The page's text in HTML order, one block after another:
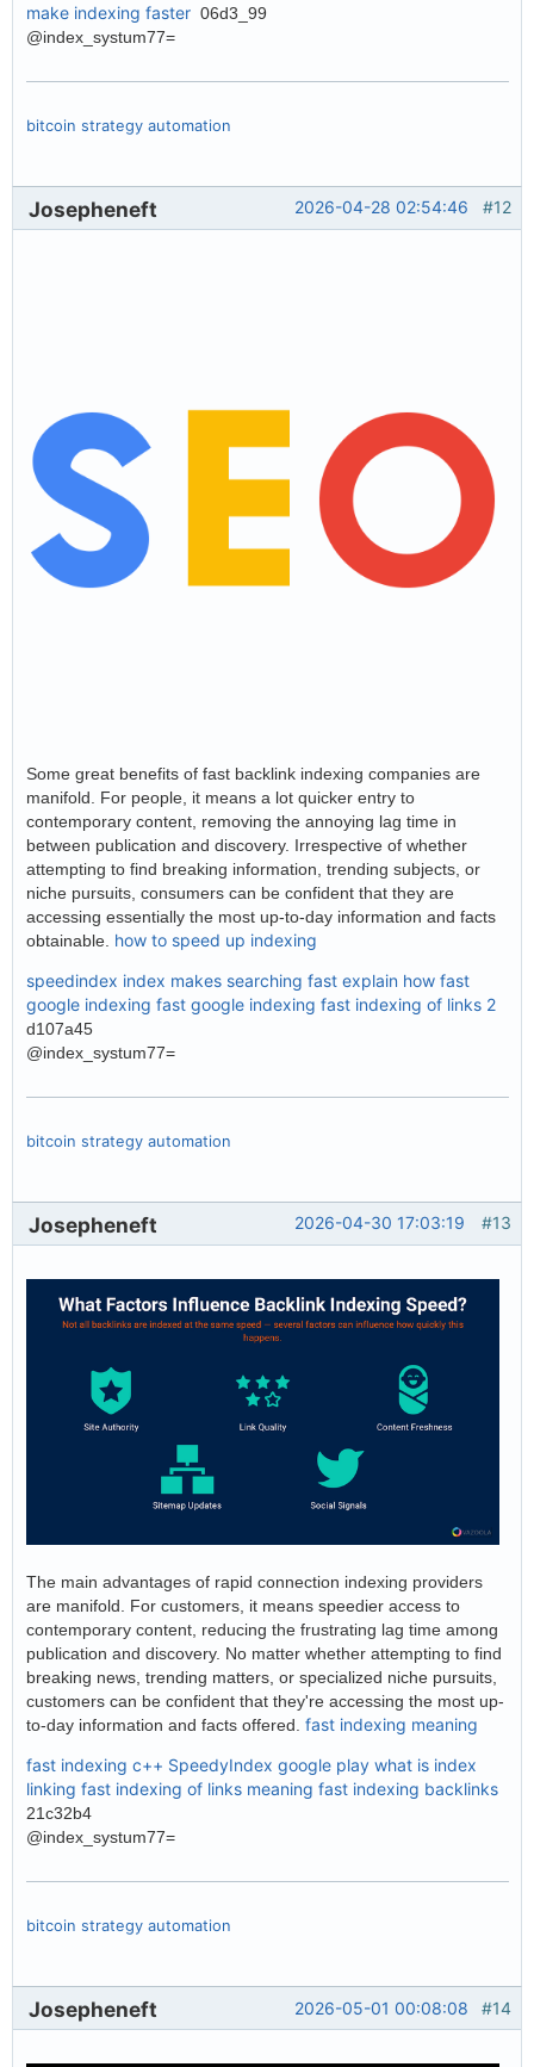
make indexing faster 06d3_99
@index_systum77=
bitcoin strategy automation
#12
2026-04-28 02:54:46
Josepheneft
Some great benefits of fast backlink indexing companies are
manifold. For people, it means a lot quicker entry to
contemporary content, removing the annoying lag time in
between publication and discovery. Irrespective of whether
attempting to find breaking information, trending subjects, or
niche pursuits, consumers can be confident that they are
accessing essentially the most up-to-day information and facts
obtainable. how to speed up indexing
speedindex index makes searching fast explain how fast
google indexing fast google indexing fast indexing of links 2
d107a45
@index_systum77=
bitcoin strategy automation
#13
2026-04-30 17:03:19
Josepheneft
The main advantages of rapid connection indexing providers
are manifold. For customers, it means speedier access to
contemporary content, reducing the frustrating lag time among
publication and discovery. No matter whether attempting to find
breaking news, trending matters, or specialized niche pursuits,
customers can be confident that they're accessing the most up-
to-day information and facts offered. fast indexing meaning
fast indexing c++ SpeedyIndex google play what is index
linking fast indexing of links meaning fast indexing backlinks
21c32b4
@index_systum77=
bitcoin strategy automation
#14
2026-05-01 00:08:08
Josepheneft